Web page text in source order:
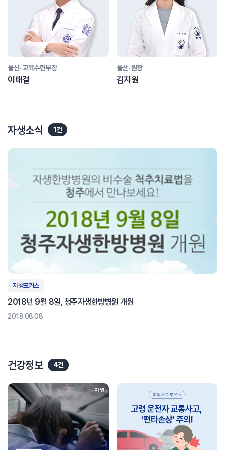
울산· 교육수련부장
이태걸
울산· 원장
김지원
자생소식 1건
자생포커스
2018년 9월 8일, 청주자생한방병원 개원
2018.08.08
건강정보 4건